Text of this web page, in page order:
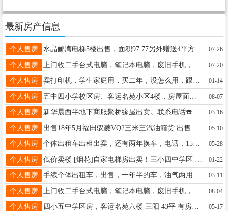
最新房产信息
个人售房 水晶郦湾电梯5楼出售，面积97.77另外赠送4平方，不山，室内家电家具齐全拎包入住联系电话18724362322 07-26
个人售房 07-20
个人售房 01-14
个人售房 08-07
个人售房 新华晨西半地下商服聚桥缘屋出卖。联系电话☎️18746527881 03-16
个人售房 05-10
个人售房 个体出租车出租出卖，还有两年换车，电话，15546562255 05-28
个人售房 01-22
个人售房 03-11
个人售房 08-04
个人售房 四小五中学区房，客运名苑六楼 三阳 43平 有房照 3.9万不讲15946157585 05-17